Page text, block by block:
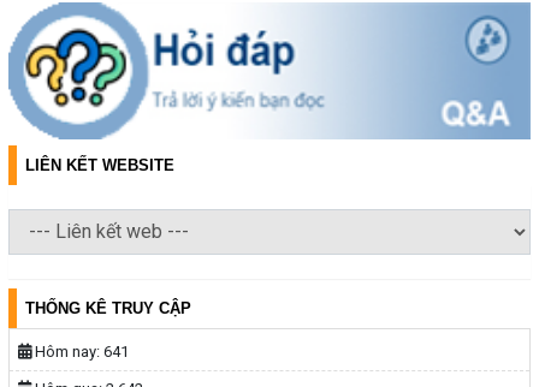
LIÊN KẾT WEBSITE
THỐNG KÊ TRUY CẬP
Hôm nay: 641
Thông báo về việc niêm yết, công khai hồ sơ mất Giấy chứng nhận
quyền sử dụng đất mang tên ông Phạm Quốc Việt và bà Nông Thị
Ngọc Loan. Thường trú tại: Phường Buôn Hồ, tỉnh Đắk Lắk
(06/08/2026, 00:00)
UBND tỉnh Đắk Lắk về việc bổ nhiệm hòa giải viên lao động trên địa
bàn tỉnh Đắk Lắk
(04/08/2026, 00:00)
Thông báo về việc niêm yết công khai Dự thảo phương án bồi
thường, hỗ trợ và bảng công khai phương án chi tiết kinh phí bồi
thường, hỗ trợ khi Nhà nước thu hồi đất để thực hiện Dự án: Cải